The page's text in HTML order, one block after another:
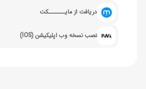
دریافت از مایـــــــکت
نصب نسخه وب اپلیکیشن (IOS)